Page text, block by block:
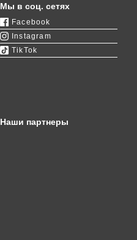
Мы в соц. сетях
Facebook
Instagram
TikTok
Наши партнеры